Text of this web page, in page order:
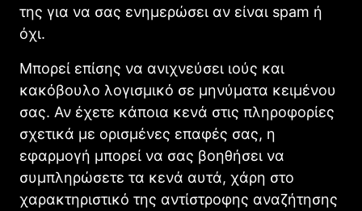
της για να σας ενημερώσει αν είναι spam ή
όχι.
Μπορεί επίσης να ανιχνεύσει ιούς και
κακόβουλο λογισμικό σε μηνύματα κειμένου
σας. Αν έχετε κάποια κενά στις πληροφορίες
σχετικά με ορισμένες επαφές σας, η
εφαρμογή μπορεί να σας βοηθήσει να
συμπληρώσετε τα κενά αυτά, χάρη στο
χαρακτηριστικό της αντίστροφης αναζήτησης